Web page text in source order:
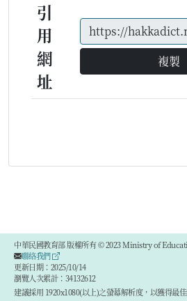
引
用
網
址
複製
中華民國教育部 版權所有 © 2023 Ministry of
聯絡我們
更新日期：2025/10/14
瀏覽人次累計：34132612
建議採用 1920x1080(以上)之螢幕解析度，以獲得最